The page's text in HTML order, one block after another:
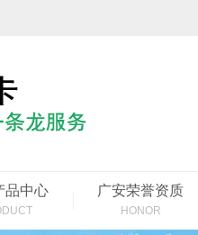
品中心 广安荣誉资质
HONOR